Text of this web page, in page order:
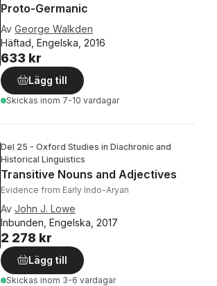
Proto-Germanic
Av George Walkden
Häftad, Engelska, 2016
633 kr
Lägg till
Skickas inom 7-10 vardagar
Del 25 - Oxford Studies in Diachronic and
Historical Linguistics
Transitive Nouns and Adjectives
Evidence from Early Indo-Aryan
Av John J. Lowe
Inbunden, Engelska, 2017
2 278 kr
Lägg till
Skickas inom 3-6 vardagar